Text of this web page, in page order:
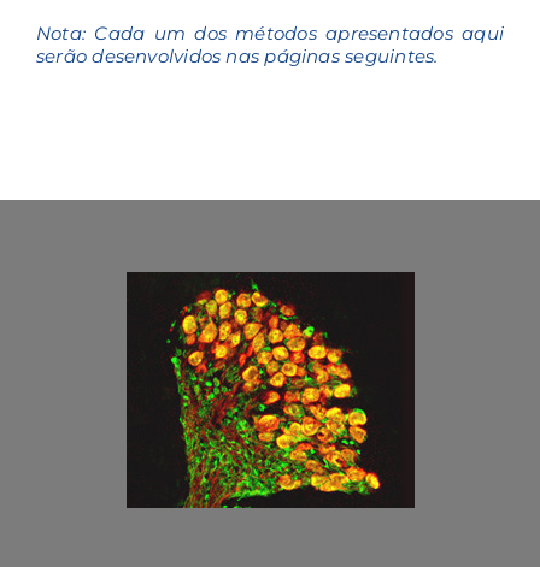
Nota: Cada um dos métodos apresentados aqui
serão desenvolvidos nas páginas seguintes.